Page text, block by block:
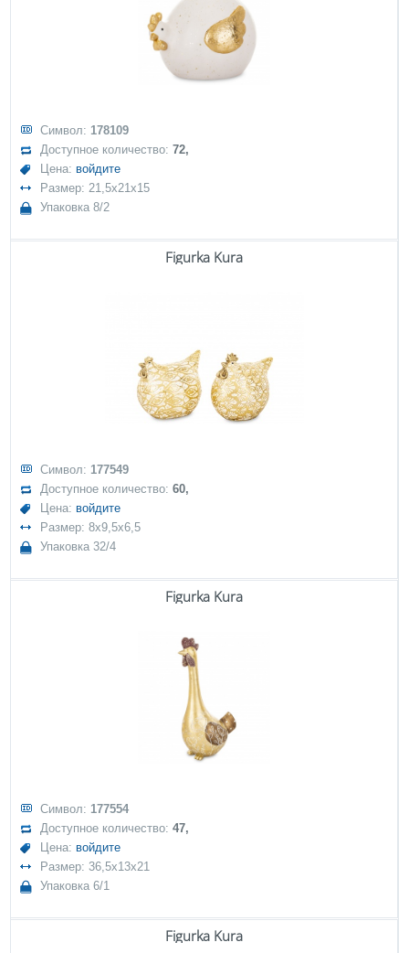
Символ: 178109
Доступное количество:72,
Цена: войдите
Размер: 21,5x21x15
Упаковка 8/2
Figurka Kura
Символ: 177549
Доступное количество:60,
Цена: войдите
Размер: 8x9,5x6,5
Упаковка 32/4
Figurka Kura
Символ: 177554
Доступное количество:47,
Цена: войдите
Размер: 36,5x13x21
Упаковка 6/1
Figurka Kura